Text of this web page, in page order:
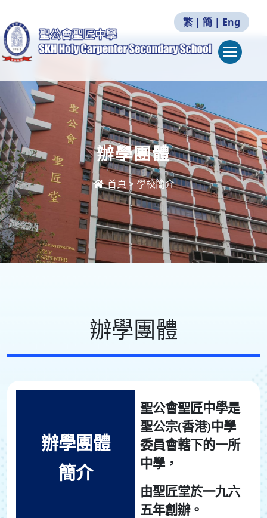
繁 | 簡 | Eng
辦學團體
首頁 > 學校簡介
辦學團體
辦學團體
簡介
聖公會聖匠中學是
聖公宗(香港)中學
委員會轄下的一所
中學，
由聖匠堂於一九六
五年創辦。